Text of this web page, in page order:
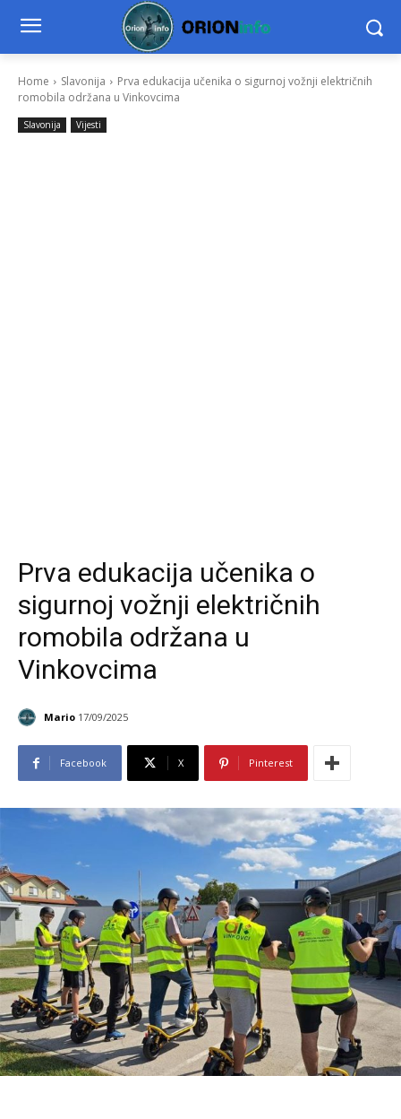
Home Slavonija
Prva edukacija učenika o sigurnoj vožnji električnih
romobila održana u Vinkovcima
Slavonija Vijesti
Prva edukacija učenika o
sigurnoj vožnji električnih
romobila održana u
Vinkovcima
Mario 17/09/2025
Facebook X Pinterest